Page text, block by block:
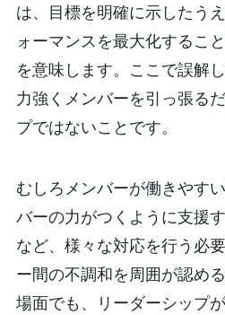
は、目標を明確に示したう
ォーマンスを最大化するこ
を意味します。ここで誤解
力強くメンバーを引っ張る
プではないことです。
むしろメンバーが働きやす
バーの力がつくように支援
など、様々な対応を行う必
ー間の不調和を周囲が認め
場面でも、リーダーシップ